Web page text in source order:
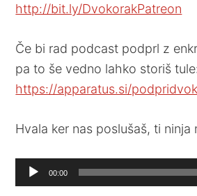
http://bit.ly/DvokorakPatreon
Če bi rad podcast podprl z
pa to še vedno lahko storiš
https://apparatus.si/
Hvala ker nas poslušaš, ti ninja
Audio
Player
00:00